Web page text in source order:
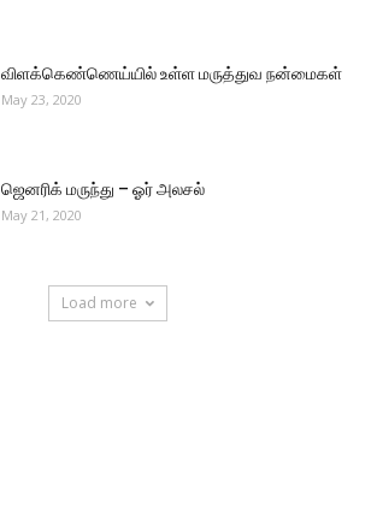
விளக்கெண்ணெய்யில் உள்ள மருத்துவ நன்மைகள்
May 23, 2020
ஜெனரிக் மருந்து – ஓர் அலசல்
May 21, 2020
Load more